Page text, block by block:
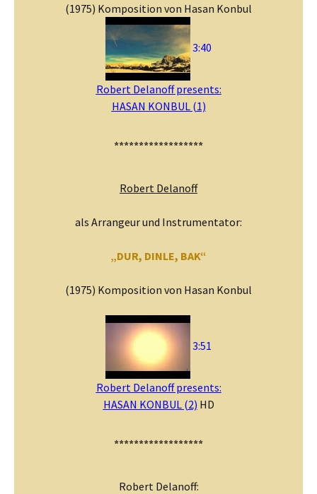
(1975) Komposition von Hasan Konbul
3:40
Robert Delanoff presents:
HASAN KONBUL (1)
******************
Robert Delanoff
als Arrangeur und Instrumentator:
„DUR, DINLE, BAK“
(1975) Komposition von Hasan Konbul
3:51
Robert Delanoff presents:
HASAN KONBUL (2) HD
******************
Robert Delanoff: